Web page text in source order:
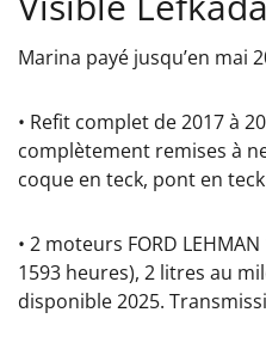
Marina payé jusqu’en mai
• Refit complet de 2017 à
complètement remises à
coque en teck, pont en teck
• 2 moteurs FORD
1593 heures), 2 litres au
disponible 2025.